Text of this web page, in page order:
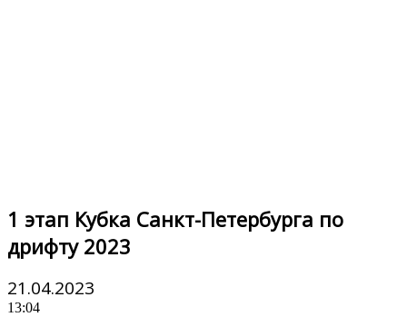
1 этап Кубка Санкт-Петербурга по
дрифту 2023
21.04.2023
13:04